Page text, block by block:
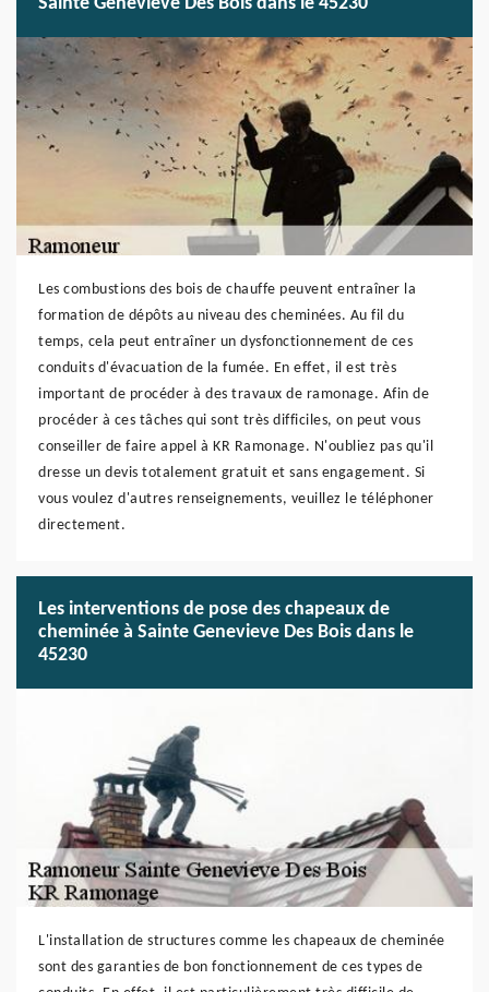
Les combustions des bois de chauffe peuvent entraîner la
formation de dépôts au niveau des cheminées. Au fil du
temps, cela peut entraîner un dysfonctionnement de ces
conduits d'évacuation de la fumée. En effet, il est très
important de procéder à des travaux de ramonage. Afin de
procéder à ces tâches qui sont très difficiles, on peut vous
conseiller de faire appel à KR Ramonage. N'oubliez pas qu'il
dresse un devis totalement gratuit et sans engagement. Si
vous voulez d'autres renseignements, veuillez le téléphoner
directement.
Les interventions de pose des chapeaux de
cheminée à Sainte Genevieve Des Bois dans le
45230
L'installation de structures comme les chapeaux de cheminée
sont des garanties de bon fonctionnement de ces types de